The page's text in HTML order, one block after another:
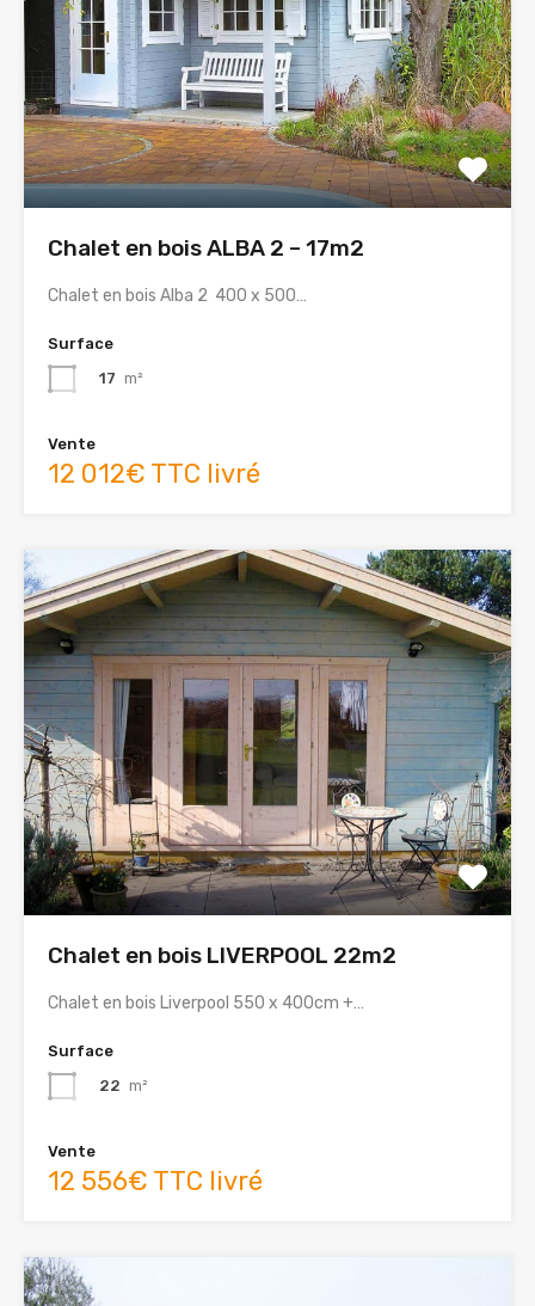
Chalet en bois ALBA 2 – 17m2
Chalet en bois Alba 2 400 x 500…
Surface
17 m²
Vente
12 012€ TTC livré
Chalet en bois LIVERPOOL 22m2
Chalet en bois Liverpool 550 x 400cm +…
Surface
22 m²
Vente
12 556€ TTC livré